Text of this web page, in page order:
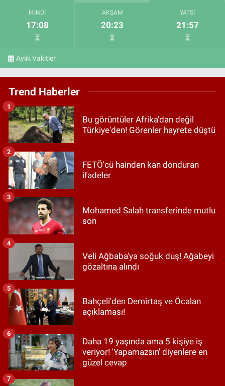
İKINDI
17:08
AKŞAM
20:23
YATSI
21:57
Aylık Vakitler
Trend Haberler
Bu görüntüler Afrika'dan değil
Türkiye'den! Görenler hayrete düştü
1
FETÖ'cü hainden kan donduran
ifadeler
2
Mohamed Salah transferinde mutlu
son
3
Veli Ağbaba'ya soğuk duş! Ağabeyi
gözaltına alındı
4
Bahçeli'den Demirtaş ve Öcalan
açıklaması!
5
Daha 19 yaşında ama 5 kişiye iş
veriyor! 'Yapamazsın' diyenlere en
güzel cevap
6
7